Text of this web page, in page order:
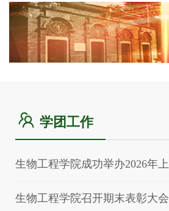
学团工作
生物工程学院召开期末表彰大会